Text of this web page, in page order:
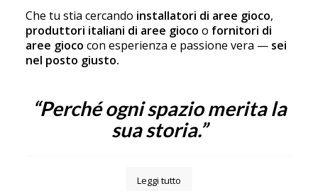
Che tu stia cercando installatori di aree gioco,
produttori italiani di aree gioco o fornitori di
aree gioco con esperienza e passione vera — sei
nel posto giusto.
“Perché ogni spazio merita la
sua storia.”
Leggi tutto